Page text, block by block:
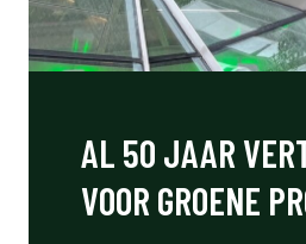
AL 50 JAAR
VOOR GROENE